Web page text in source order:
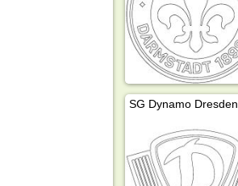
SG Dynamo Dresden